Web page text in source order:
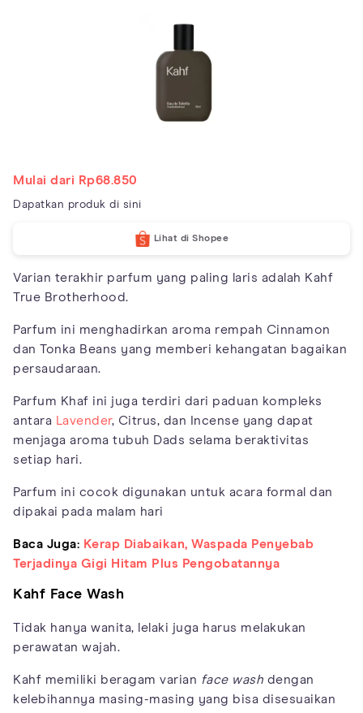
Mulai dari Rp68.850
Dapatkan produk di sini
Lihat di Shopee
Varian terakhir parfum yang paling laris adalah Kahf
True Brotherhood.
Parfum ini menghadirkan aroma rempah Cinnamon
dan Tonka Beans yang memberi kehangatan bagaikan
persaudaraan.
Parfum Khaf ini juga terdiri dari paduan kompleks
antara Lavender, Citrus, dan Incense yang dapat
menjaga aroma tubuh Dads selama beraktivitas
setiap hari.
Parfum ini cocok digunakan untuk acara formal dan
dipakai pada malam hari
Baca Juga: Kerap Diabaikan, Waspada Penyebab
Terjadinya Gigi Hitam Plus Pengobatannya
Kahf Face Wash
Tidak hanya wanita, lelaki juga harus melakukan
perawatan wajah.
Kahf memiliki beragam varian face wash dengan
kelebihannya masing-masing yang bisa disesuaikan